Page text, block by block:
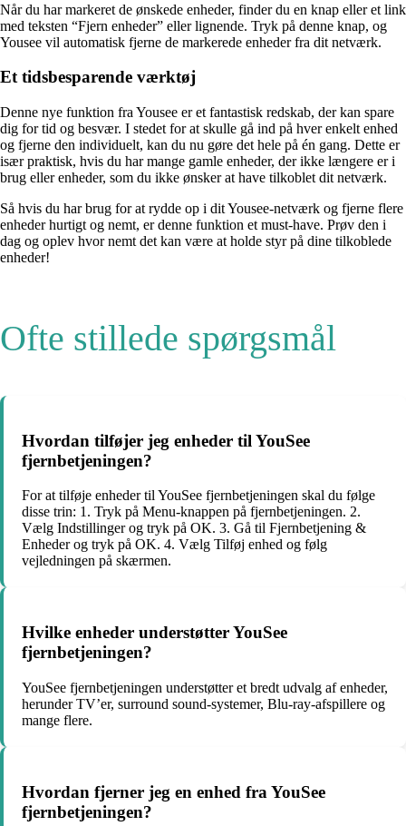
Når du har markeret de ønskede enheder, finder du en knap eller et link
med teksten “Fjern enheder” eller lignende. Tryk på denne knap, og
Yousee vil automatisk fjerne de markerede enheder fra dit netværk.
Et tidsbesparende værktøj
Denne nye funktion fra Yousee er et fantastisk redskab, der kan spare
dig for tid og besvær. I stedet for at skulle gå ind på hver enkelt enhed
og fjerne den individuelt, kan du nu gøre det hele på én gang. Dette er
især praktisk, hvis du har mange gamle enheder, der ikke længere er i
brug eller enheder, som du ikke ønsker at have tilkoblet dit netværk.
Så hvis du har brug for at rydde op i dit Yousee-netværk og fjerne flere
enheder hurtigt og nemt, er denne funktion et must-have. Prøv den i
dag og oplev hvor nemt det kan være at holde styr på dine tilkoblede
enheder!
Ofte stillede spørgsmål
Hvordan tilføjer jeg enheder til YouSee
fjernbetjeningen?
For at tilføje enheder til YouSee fjernbetjeningen skal du følge
disse trin: 1. Tryk på Menu-knappen på fjernbetjeningen. 2.
Vælg Indstillinger og tryk på OK. 3. Gå til Fjernbetjening &
Enheder og tryk på OK. 4. Vælg Tilføj enhed og følg
vejledningen på skærmen.
Hvilke enheder understøtter YouSee
fjernbetjeningen?
YouSee fjernbetjeningen understøtter et bredt udvalg af enheder,
herunder TV’er, surround sound-systemer, Blu-ray-afspillere og
mange flere.
Hvordan fjerner jeg en enhed fra YouSee
fjernbetjeningen?